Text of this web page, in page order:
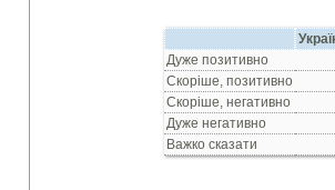
Дуже позитивно
Скоріше, позитивно
Скоріше, негативно
Дуже негативно
Важко сказати